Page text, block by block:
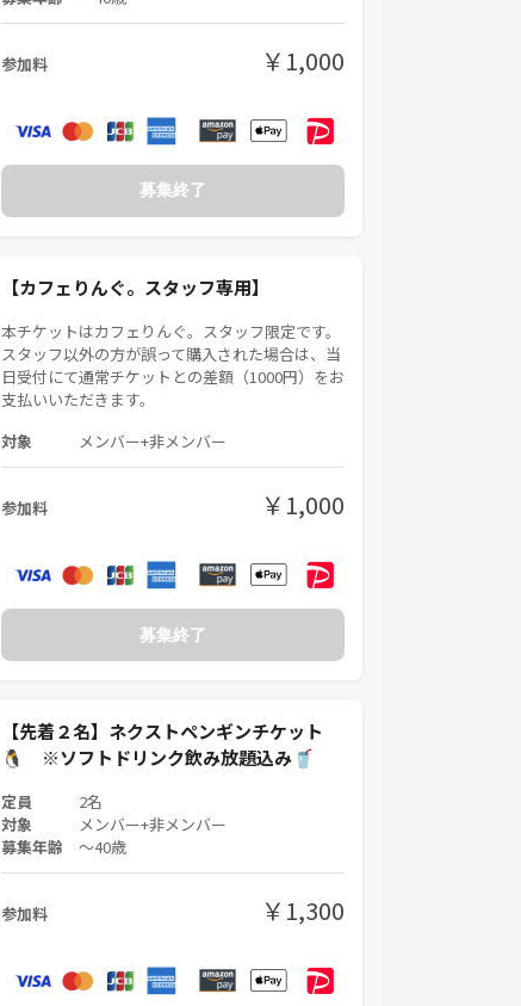
参加料 ￥1,000
募集終了
【カフェりんぐ。スタッフ専用】
本チケットはカフェりんぐ。スタッフ限定です。
スタッフ以外の方が誤って購入された場合は、当
日受付にて通常チケットとの差額（1000円）をお
支払いいただきます。
対象
メンバー+非メンバー
参加料 ￥1,000
募集終了
【先着２名】ネクストペンギンチケット
🐧 ※ソフトドリンク飲み放題込み🥤
定員 2名
対象 メンバー+非メンバー
募集年齢 〜40歳
参加料 ￥1,300